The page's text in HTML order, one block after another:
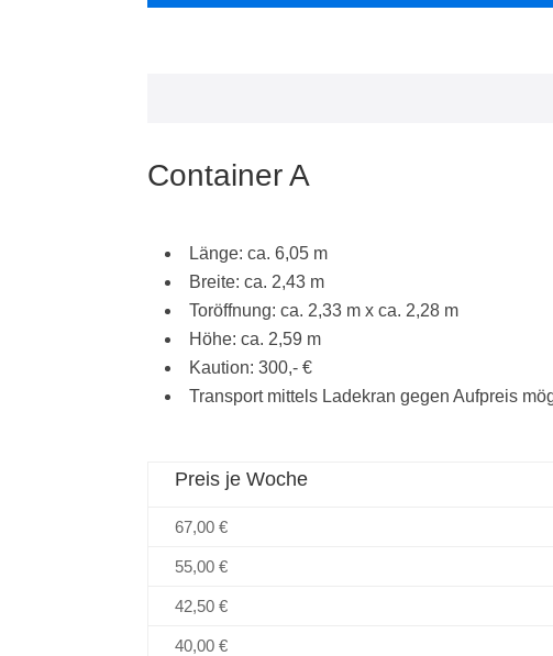
Container A
Länge: ca. 6,05 m
Breite: ca. 2,43 m
Toröffnung: ca. 2,33 m x ca. 2,28 m
Höhe: ca. 2,59 m
Kaution: 300,- €
Transport mittels Ladekran gegen Aufpreis
Preis je Woche
67,00 €
55,00 €
42,50 €
40,00 €